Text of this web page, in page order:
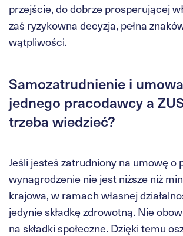
przejście, do dobrze prosperującej
zaś ryzykowna decyzja, pełna
wątpliwości.
Samozatrudnienie i
jednego pracodawcy a
trzeba wiedzieć?
Jeśli jesteś zatrudniony na umowę o
wynagrodzenie nie jest niższe niż
krajowa, w ramach własnej
jedynie składkę zdrowotną. Nie
na składki społeczne. Dzięki temu